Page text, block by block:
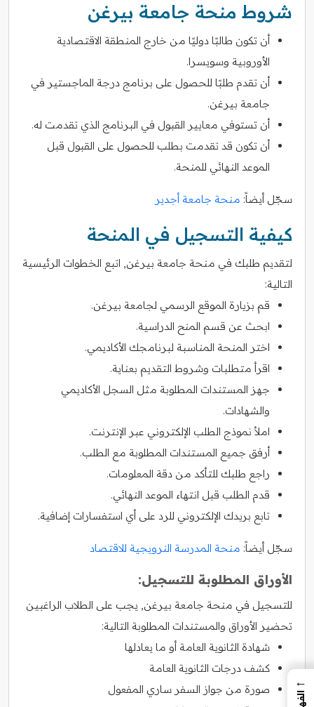
شروط منحة جامعة بيرغن
أن تكون طالبًا دوليًا من خارج المنطقة الاقتصادية
الأوروبية وسويسرا.
أن تقدم طلبًا للحصول على برنامج درجة الماجستير في
جامعة بيرغن.
أن تستوفي معايير القبول في البرنامج الذي تقدمت له.
أن تكون قد تقدمت بطلب للحصول على القبول قبل
الموعد النهائي للمنحة.
سجّل أيضاً: منحة جامعة أجدير
كيفية التسجيل في المنحة
لتقديم طلبك في منحة جامعة بيرغن, اتبع الخطوات الرئيسية
التالية:
قم بزيارة الموقع الرسمي لجامعة بيرغن.
ابحث عن قسم المنح الدراسية.
اختر المنحة المناسبة لبرنامجك الأكاديمي.
اقرأ متطلبات وشروط التقديم بعناية.
جهز المستندات المطلوبة مثل السجل الأكاديمي
والشهادات.
املأ نموذج الطلب الإلكتروني عبر الإنترنت.
أرفق جميع المستندات المطلوبة مع الطلب.
راجع طلبك للتأكد من دقة المعلومات.
قدم الطلب قبل انتهاء الموعد النهائي.
تابع بريدك الإلكتروني للرد على أي استفسارات إضافية.
سجّل أيضاً: منحة المدرسة النرويجية للاقتصاد
الأوراق المطلوبة للتسجيل:
للتسجيل في منحة جامعة بيرغن, يجب على الطلاب الراغبين
تحضير الأوراق والمستندات المطلوبة التالية:
شهادة الثانوية العامة أو ما يعادلها
كشف درجات الثانوية العامة
صورة من جواز السفر ساري المفعول
←